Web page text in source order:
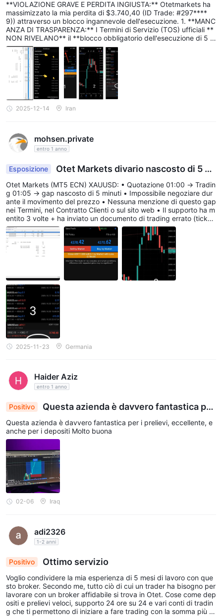
**VIOLAZIONE GRAVE E PERDITA INGIUSTA:** Otetmarkets ha
massimizzato la mia perdita di $3.740,40 (ID Trade: #297****
9)) attraverso un blocco ingannevole dell'esecuzione. 1. **MANC
ANZA DI TRASPARENZA:** I Termini di Servizio (TOS) ufficiali **
NON RIVELANO** il **blocco obbligatorio dell'esecuzione di 5 m
inuti (01:00-01:05)**, violando gli standard di pratica equa. 2. **
AZIONE SFRUTTATIVA:** Alle 01:00, mantenevo un margine rob
usto di **$860** ed ero pronto a **COPRIRE**, ma la piattaform
a ha esplicitamente **BLOCCATO** il trading (Sessione: Trade c
hiuso), mentre permetteva al feed dei prezzi (Sessione: Quotazi
oni attive) di prosciugare il mio margine per 5 minuti. 3. **PERDI
TA MASSIMIZZATA:** Il broker ha assicurato la perdita massima
possibile eseguendo lo Stop Out alle **01:05:02**, immediatame
nte dopo la fine del blocco. Questo è stato il risultato diretto dell
i affrontati con elusione deliberata, dichiarazioni di supporto cont
raddittorie e chiusura unilaterale dell'indagine (documentato nell
2025-12-14 Iran
mohsen.private
entro 1 anno
Esposizione
Otet Markets divario nascosto di 5 mi
nuti
Otet Markets (MT5 ECN) XAUUSD: • Quotazione 01:00 → Tradin
g 01:05 → gap nascosto di 5 minuti • Impossibile negoziare dur
ante il movimento del prezzo • Nessuna menzione di questo gap
nei Termini, nel Contratto Clienti o sul sito web • Il supporto ha m
entito 3 volte + ha inviato un documento di trading errato (ticke
t/data/volume sbagliati) • Persi migliaia perché non potevo chiu
dere la vendita o coprire (errore Mercato Chiuso) Storia complet
a + screenshot nei commenti qui sotto. È legale o una truffa? #Ot
etMarkets #HiddenGap #BrokerScam #XAUUSD
2025-11-23 Germania
Haider Aziz
entro 1 anno
Positivo
Questa azienda è davvero fantastica per
i prelievi
Questa azienda è davvero fantastica per i prelievi, eccellente, e
anche per i depositi Molto buona
02-06 Iraq
adi2326
1-2 anni
Positivo Ottimo servizio
Voglio condividere la mia esperienza di 5 mesi di lavoro con que
sto broker. Secondo me, tutto ciò di cui un trader ha bisogno per
lavorare con un broker affidabile si trova in Otet. Cose come dep
ositi e prelievi veloci, supporto 24 ore su 24 e vari conti di tradin
g che ti permettono di iniziare a fare trading con la somma più pi